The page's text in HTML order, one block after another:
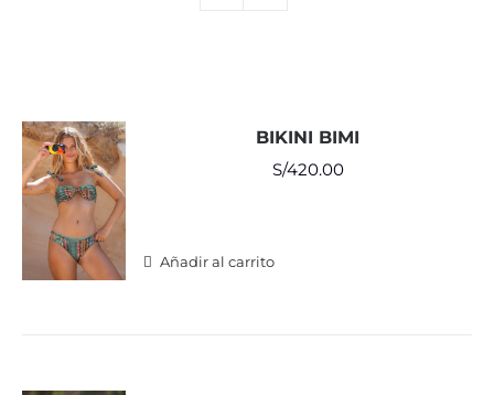
BIKINI BIMI
S/420.00
Añadir al carrito